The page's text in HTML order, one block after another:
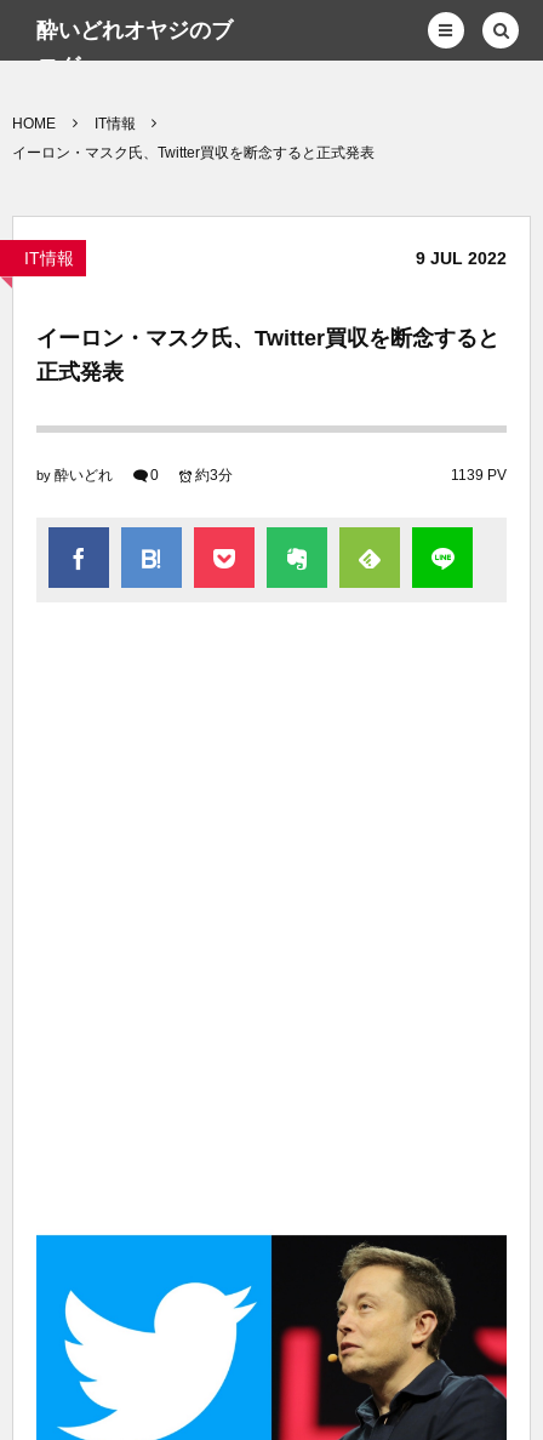
酔いどれオヤジのブ
ログwp
HOME
IT情報
イーロン・マスク氏、Twitter買収を断念すると正式発表
IT情報 9 JUL 2022
イーロン・マスク氏、Twitter買収を断念すると
正式発表
by 酔いどれ 0 1139 PV
約3分